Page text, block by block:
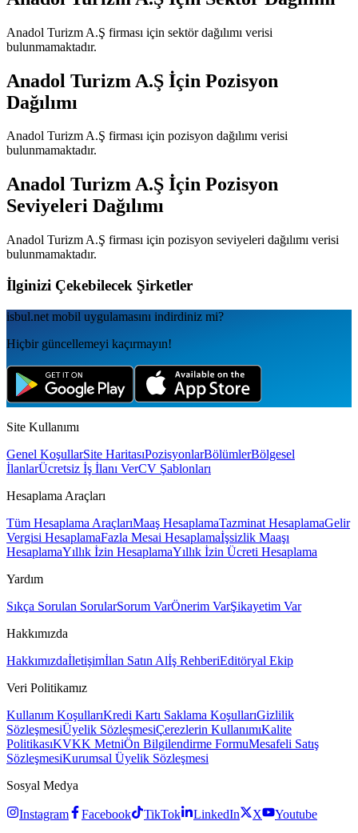
Anadol Turizm A.Ş firması için sektör dağılımı verisi
bulunmamaktadır.
Anadol Turizm A.Ş İçin Pozisyon
Dağılımı
Anadol Turizm A.Ş firması için pozisyon dağılımı verisi
bulunmamaktadır.
Anadol Turizm A.Ş İçin Pozisyon
Seviyeleri Dağılımı
Anadol Turizm A.Ş firması için pozisyon seviyeleri dağılımı verisi
bulunmamaktadır.
İlginizi Çekebilecek Şirketler
isbul.net mobil uygulamаsını indirdiniz mi?
Hiçbir güncellemeyi kaçırmayın!
Site Kullanımı
Genel KoşullarSite HaritasıPozisyonlarBölümlerBölgesel
İlanlarÜcretsiz İş İlanı VerCV Şablonları
Hesaplama Araçları
Tüm Hesaplama AraçlarıMaaş HesaplamaTazminat HesaplamaGelir
Vergisi HesaplamaFazla Mesai Hesaplamaİşsizlik Maaşı
HesaplamaYıllık İzin HesaplamaYıllık İzin Ücreti Hesaplama
Yardım
Sıkça Sorulan SorularSorum VarÖnerim VarŞikayetim Var
Hakkımızda
Hakkımızdaİletişimİlan Satın Alİş RehberiEditöryal Ekip
Veri Politikamız
Kullanım KoşullarıKredi Kartı Saklama KoşullarıGizlilik
SözleşmesiÜyelik SözleşmesiÇerezlerin KullanımıKalite
PolitikasıKVKK MetniÖn Bilgilendirme FormuMesafeli Satış
SözleşmesiKurumsal Üyelik Sözleşmesi
Sosyal Medya
Instagram Facebook TikTok LinkedIn X
Youtube